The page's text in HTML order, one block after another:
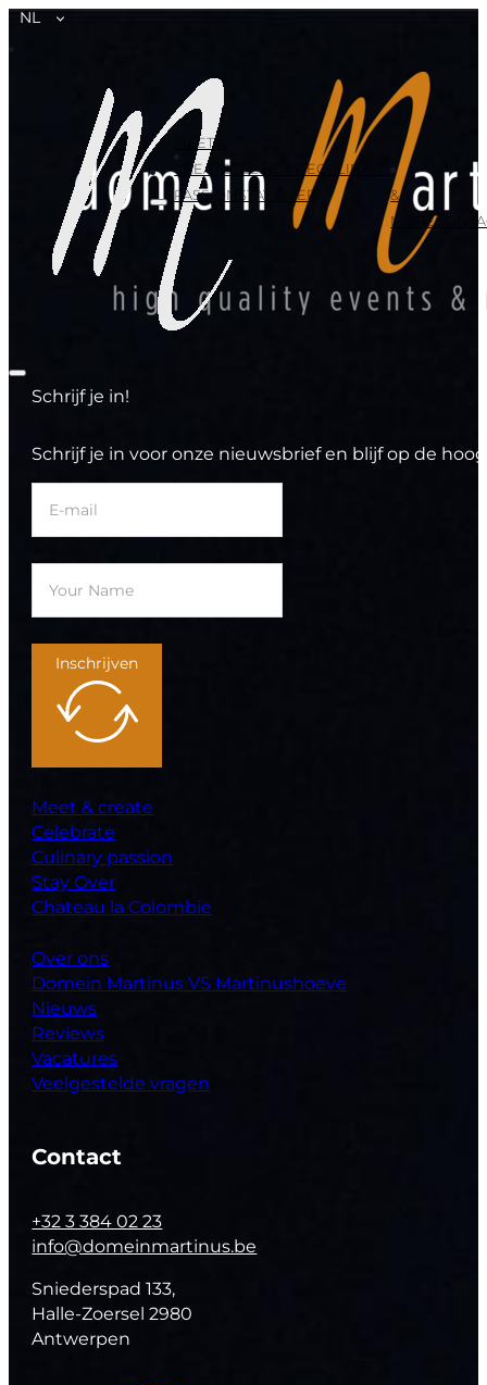
NL
MEET &
CREATE CELEBRATECULINARY
PASSION
STAY OVER
&
MORE
Schrijf je in voor onze nieuwsbrief en blijf op de
Schrijf je in!
Inschrijven
Meet & create
Celebrate
Culinary passion
Stay Over
Chateau la Colombie
Over ons
Domein Martinus VS Martinushoeve
Nieuws
Reviews
Vacatures
Veelgestelde vragen
Contact
+32 3 384 02 23
info@domeinmartinus.be
Sniederspad 133,
Halle-Zoersel 2980
Antwerpen